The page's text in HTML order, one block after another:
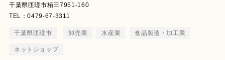
千葉県匝瑳市栢田7951-160
TEL：0479-67-3311
千葉県匝瑳市 卸売業 水産業 食品製造・加工業
ネットショップ